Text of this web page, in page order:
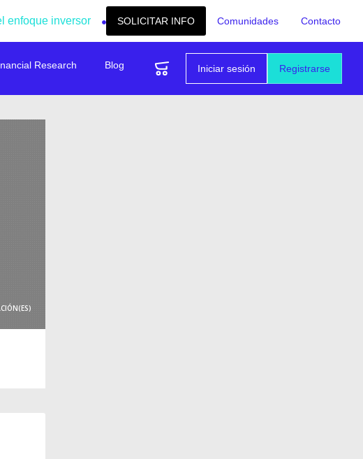
enfoque inversor SOLICITAR INFO Comunidades Contacto
Registrarse
Iniciar sesión
Research Blog